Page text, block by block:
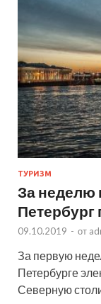
ТУРИЗМ
За неделю
Петербург
09.10.2019 - от
За первую
Петербурге
Северную